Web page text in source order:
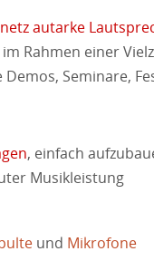
autarke
Rahmen einer
Demos, Seminare,
, einfach
Musikleistung
und Mikrofone